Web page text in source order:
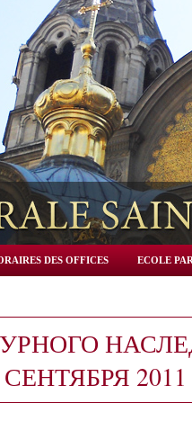
DES OFFICES ECOLE
СЕНТЯБРЯ 2011